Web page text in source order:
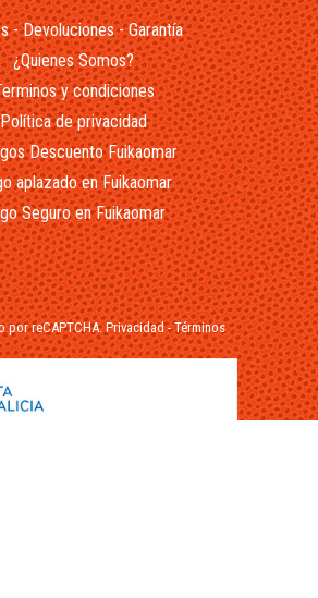
- Devoluciones - Garantía
¿Quienes Somos?
y condiciones
Política de privacidad
Descuento Fuikaomar
aplazado en Fuikaomar
Seguro en Fuikaomar
por reCAPTCHA.Privacidad-Términos